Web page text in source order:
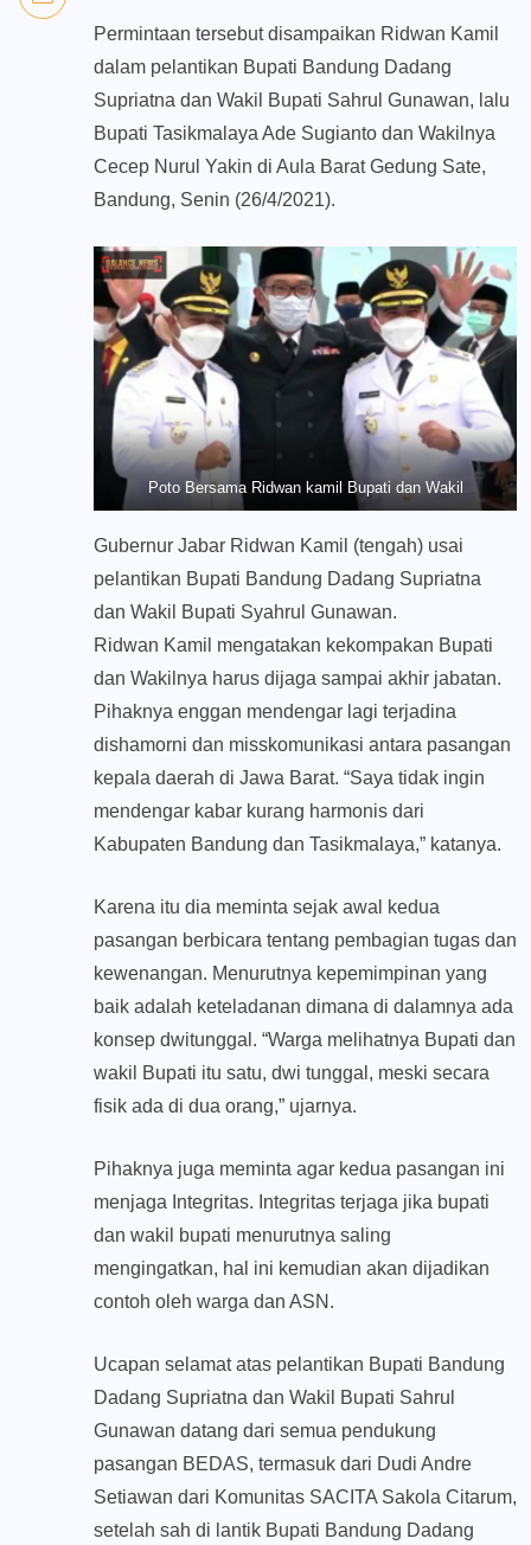
Permintaan tersebut disampaikan Ridwan Kamil
dalam pelantikan Bupati Bandung Dadang
Supriatna dan Wakil Bupati Sahrul Gunawan, lalu
Bupati Tasikmalaya Ade Sugianto dan Wakilnya
Cecep Nurul Yakin di Aula Barat Gedung Sate,
Bandung, Senin (26/4/2021).
Poto Bersama Ridwan kamil Bupati dan Wakil
Gubernur Jabar Ridwan Kamil (tengah) usai
pelantikan Bupati Bandung Dadang Supriatna
dan Wakil Bupati Syahrul Gunawan.
Ridwan Kamil mengatakan kekompakan Bupati
dan Wakilnya harus dijaga sampai akhir jabatan.
Pihaknya enggan mendengar lagi terjadina
dishamorni dan misskomunikasi antara pasangan
kepala daerah di Jawa Barat. “Saya tidak ingin
mendengar kabar kurang harmonis dari
Kabupaten Bandung dan Tasikmalaya,” katanya.
Karena itu dia meminta sejak awal kedua
pasangan berbicara tentang pembagian tugas dan
kewenangan. Menurutnya kepemimpinan yang
baik adalah keteladanan dimana di dalamnya ada
konsep dwitunggal. “Warga melihatnya Bupati dan
wakil Bupati itu satu, dwi tunggal, meski secara
fisik ada di dua orang,” ujarnya.
Pihaknya juga meminta agar kedua pasangan ini
menjaga Integritas. Integritas terjaga jika bupati
dan wakil bupati menurutnya saling
mengingatkan, hal ini kemudian akan dijadikan
contoh oleh warga dan ASN.
Ucapan selamat atas pelantikan Bupati Bandung
Dadang Supriatna dan Wakil Bupati Sahrul
Gunawan datang dari semua pendukung
pasangan BEDAS, termasuk dari Dudi Andre
Setiawan dari Komunitas SACITA Sakola Citarum,
setelah sah di lantik Bupati Bandung Dadang